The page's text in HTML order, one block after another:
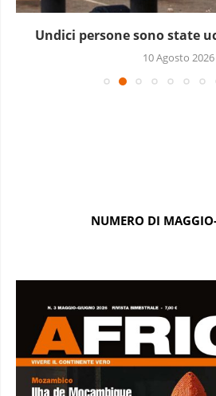
L’allarme dell’Onu: la
milioni...
10 Agosto 2026